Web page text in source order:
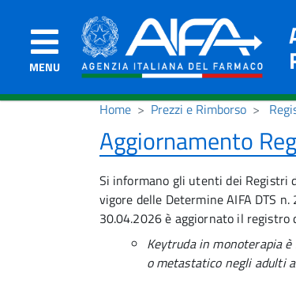
MENU
Home Prezzi e Rimborso
Aggiornamento
Si informano gli utenti dei Registri
vigore delle Determine AIFA DTS
30.04.2026 è aggiornato il registro
Keytruda in monoterapia
o metastatico negli adulti